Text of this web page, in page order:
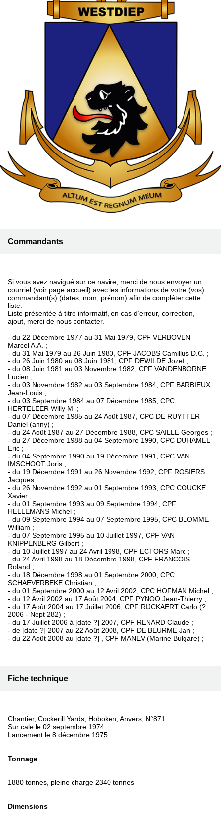
Commandants
Si vous avez navigué sur ce navire, merci de nous envoyer un
courriel (voir page accueil) avec les informations de votre (vos)
commandant(s) (dates, nom, prénom) afin de compléter cette
liste.
Liste présentée à titre informatif, en cas d’erreur, correction,
ajout, merci de nous contacter.
- du 22 Décembre 1977 au 31 Mai 1979, CPF VERBOVEN
Marcel A.A. ;
- du 31 Mai 1979 au 26 Juin 1980, CPF JACOBS Camillus D.C. ;
- du 26 Juin 1980 au 08 Juin 1981, CPF DEWILDE Jozef ;
- du 08 Juin 1981 au 03 Novembre 1982, CPF VANDENBORNE
Lucien ;
- du 03 Novembre 1982 au 03 Septembre 1984, CPF BARBIEUX
Jean-Louis ;
- du 03 Septembre 1984 au 07 Décembre 1985, CPC
HERTELEER Willy M. ;
- du 07 Décembre 1985 au 24 Août 1987, CPC DE RUYTTER
Daniel (anny) ;
- du 24 Août 1987 au 27 Décembre 1988, CPC SAILLE Georges ;
- du 27 Décembre 1988 au 04 Septembre 1990, CPC DUHAMEL
Eric ;
- du 04 Septembre 1990 au 19 Décembre 1991, CPC VAN
IMSCHOOT Joris ;
- du 19 Décembre 1991 au 26 Novembre 1992, CPF ROSIERS
Jacques ;
- du 26 Novembre 1992 au 01 Septembre 1993, CPC COUCKE
Xavier ;
- du 01 Septembre 1993 au 09 Septembre 1994, CPF
HELLEMANS Michel ;
- du 09 Septembre 1994 au 07 Septembre 1995, CPC BLOMME
William ;
- du 07 Septembre 1995 au 10 Juillet 1997, CPF VAN
KNIPPENBERG Gilbert ;
- du 10 Juillet 1997 au 24 Avril 1998, CPF ECTORS Marc ;
- du 24 Avril 1998 au 18 Décembre 1998, CPF FRANCOIS
Roland ;
- du 18 Décembre 1998 au 01 Septembre 2000, CPC
SCHAEVERBEKE Christian ;
- du 01 Septembre 2000 au 12 Avril 2002, CPC HOFMAN Michel ;
- du 12 Avril 2002 au 17 Août 2004, CPF PYNOO Jean-Thierry ;
- du 17 Août 2004 au 17 Juillet 2006, CPF RIJCKAERT Carlo (?
2006 - Nept 282) ;
- du 17 Juillet 2006 à [date ?] 2007, CPF RENARD Claude ;
- de [date ?] 2007 au 22 Août 2008, CPF DE BEURME Jan ;
- du 22 Août 2008 au [date ?] , CPF MANEV (Marine Bulgare) ;
Fiche technique
Chantier, Cockerill Yards, Hoboken, Anvers, N°871
Sur cale le 02 septembre 1974
Lancement le 8 décembre 1975
Tonnage
1880 tonnes, pleine charge 2340 tonnes
Dimensions